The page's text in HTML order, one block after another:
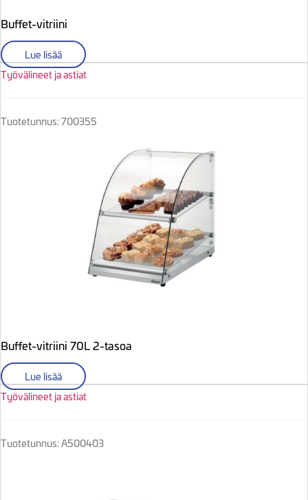
Buffet-vitriini
Lue lisää
Työvälineet ja astiat
Tuotetunnus: 700355
Buffet-vitriini 70L 2-tasoa
Lue lisää
Työvälineet ja astiat
Tuotetunnus: A500403